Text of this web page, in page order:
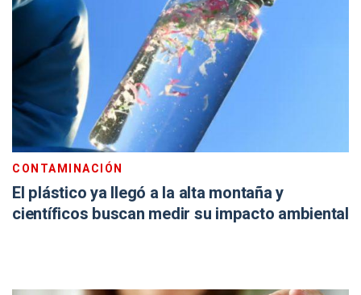
CONTAMINACIÓN
El plástico ya llegó a la alta montaña y
científicos buscan medir su impacto ambiental